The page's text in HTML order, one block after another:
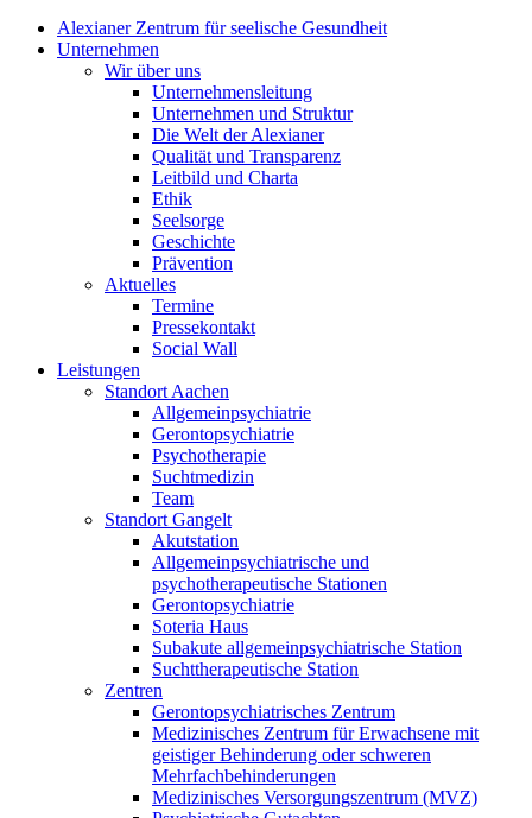
Alexianer Zentrum für seelische Gesundheit
Unternehmen
Wir über uns
Unternehmensleitung
Unternehmen und Struktur
Die Welt der Alexianer
Qualität und Transparenz
Leitbild und Charta
Ethik
Seelsorge
Geschichte
Prävention
Aktuelles
Termine
Pressekontakt
Social Wall
Leistungen
Standort Aachen
Allgemeinpsychiatrie
Gerontopsychiatrie
Psychotherapie
Suchtmedizin
Team
Standort Gangelt
Akutstation
Allgemeinpsychiatrische und
psychotherapeutische Stationen
Gerontopsychiatrie
Soteria Haus
Subakute allgemeinpsychiatrische Station
Suchttherapeutische Station
Zentren
Gerontopsychiatrisches Zentrum
Medizinisches Zentrum für Erwachsene mit
geistiger Behinderung oder schweren
Mehrfachbehinderungen
Medizinisches Versorgungszentrum (MVZ)